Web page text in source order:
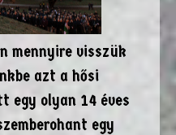
mennyire visszük
azt a hősi
egy olyan 14 éves
egy